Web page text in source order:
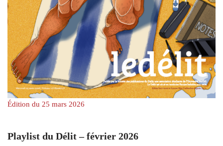
Édition du 25 mars 2026
Playlist du Délit – février 2026